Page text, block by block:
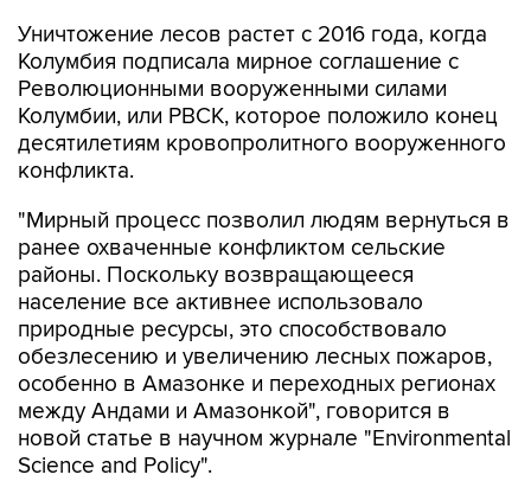
Уничтожение лесов растет с 2016 года, когда
Колумбия подписала мирное соглашение с
Революционными вооруженными силами
Колумбии, или РВСК, которое положило конец
десятилетиям кровопролитного вооруженного
конфликта.
"Мирный процесс позволил людям вернуться в
ранее охваченные конфликтом сельские
районы. Поскольку возвращающееся
население все активнее использовало
природные ресурсы, это способствовало
обезлесению и увеличению лесных пожаров,
особенно в Амазонке и переходных регионах
между Андами и Амазонкой", говорится в
новой статье в научном журнале "Environmental
Science and Policy".